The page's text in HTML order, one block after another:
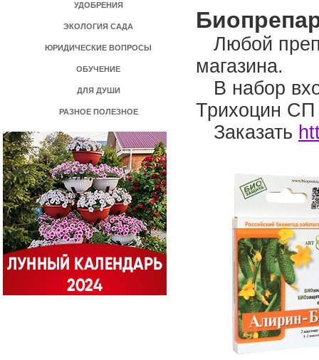
УДОБРЕНИЯ
ЭКОЛОГИЯ САДА
ЮРИДИЧЕСКИЕ ВОПРОСЫ
ОБУЧЕНИЕ
ДЛЯ ДУШИ
РАЗНОЕ ПОЛЕЗНОЕ
Любой
магазина.
В набор
Трихоцин СП
Заказать